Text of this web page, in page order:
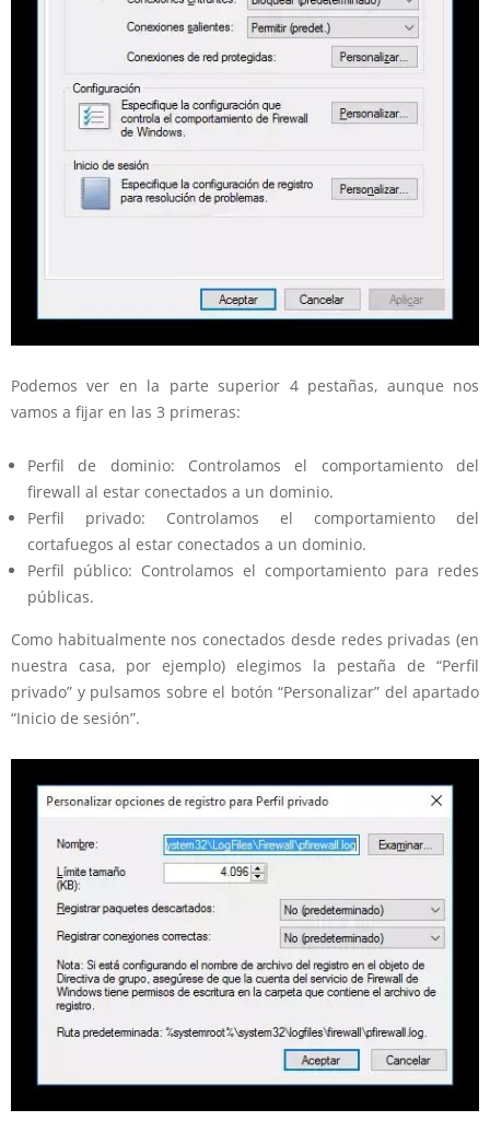
Podemos ver en la parte superior 4 pestañas, aunque nos
vamos a fijar en las 3 primeras:
Perfil de dominio: Controlamos el comportamiento del
firewall al estar conectados a un dominio.
Perfil privado: Controlamos el comportamiento del
cortafuegos al estar conectados a un dominio.
Perfil público: Controlamos el comportamiento para redes
públicas.
Como habitualmente nos conectados desde redes privadas (en
nuestra casa, por ejemplo) elegimos la pestaña de “Perfil
privado” y pulsamos sobre el botón “Personalizar” del apartado
“Inicio de sesión”.